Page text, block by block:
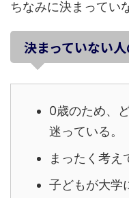
ちなみに決まってい
決まっていない
0歳のため、
迷っている。
まったく考え
子どもが大学